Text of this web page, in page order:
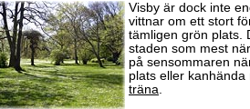
Visby är dock inte
vittnar om ett stort
tämligen grön plats.
staden som mest
på sensommaren
plats eller
träna.